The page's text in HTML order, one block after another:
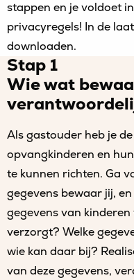
stappen en je voldoet
privacyregels! In de
downloaden.
Stap 1
Wie wat
Als gastouder heb je
opvangkinderen en
te kunnen richten. Ga
gegevens bewaar jij,
gegevens van
verzorgt? Welke
wie kan daar bij?
van deze gegevens,